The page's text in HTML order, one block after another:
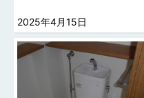
2025年4月15日